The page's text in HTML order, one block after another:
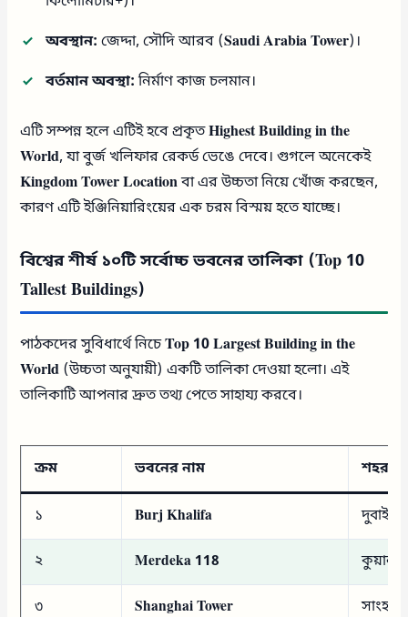
অবস্থান: জেদ্দা, সৌদি আরব (Saudi Arabia Tower)।
বর্তমান অবস্থা:নির্মাণ কাজ চলমান।
এটি সম্পন্ন হলে এটিই হবে প্রকৃতHighest Building in the
World, যা বুর্জ খলিফার রেকর্ড ভেঙে দেবে। গুগলে অনেকেই
Kingdom Tower Locationবা এর উচ্চতা নিয়ে খোঁজ করছেন,
কারণ এটি ইঞ্জিনিয়ারিংয়ের এক চরম বিস্ময় হতে যাচ্ছে।
বিশ্বের শীর্ষ ১০টি সর্বোচ্চ ভবনের তালিকা (Top 10
Tallest Buildings)
পাঠকদের সুবিধার্থে নিচেTop 10 Largest Building in the
World (উচ্চতা অনুযায়ী) একটি তালিকা দেওয়া হলো। এই
তালিকাটি আপনার দ্রুত তথ্য পেতে সাহায্য করবে।
ক্রম ভবনের নাম শহর ও
১ Burj Khalifa দুবাই,
২ Merdeka 118
৩ Shanghai Tower সাংহাই,